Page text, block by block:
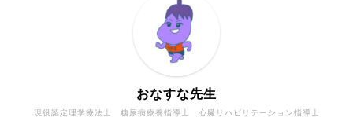
現役認定理学療法士 糖尿病療養指導士 心臓リハビリテーション指導士
おなすな先生